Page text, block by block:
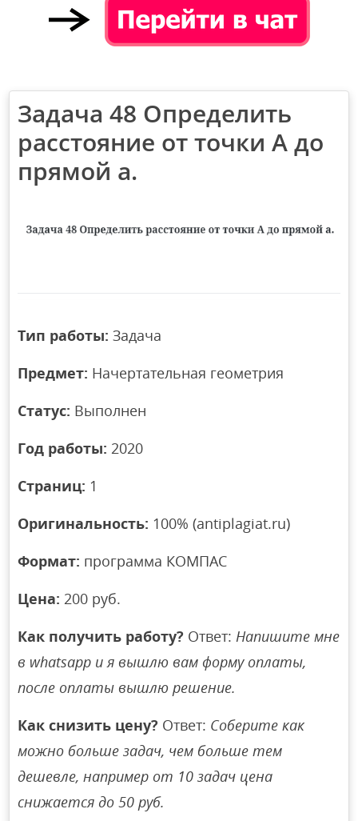
Задача 48 Определить
расстояние от точки А до
прямой а.
Тип работы: Задача
Предмет: Начертательная геометрия
Статус: Выполнен
Год работы: 2020
Страниц: 1
Оригинальность: 100% (antiplagiat.ru)
Формат: программа КОМПАС
Цена: 200 руб.
Как получить работу? Ответ:Напишите мне
в whatsapp и я вышлю вам форму оплаты,
после оплаты вышлю решение.
Как снизить цену? Ответ: Соберите как
можно больше задач, чем больше тем
дешевле, например от 10 задач цена
снижается до 50 руб.